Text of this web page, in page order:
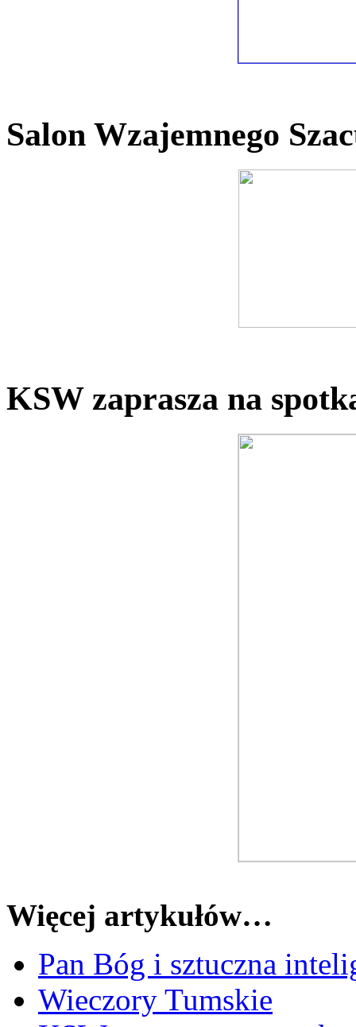
Salon Wzajemnego
KSW zaprasza na
Więcej artykułów…
Pan Bóg i sztuczna
Wieczory Tumskie